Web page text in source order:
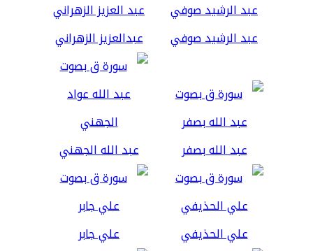
عبد الرشيد صوفي عبدالعزيز الزهراني
عبد الله بصفر عبد الله الجهني
علي الحذيفي علي جابر